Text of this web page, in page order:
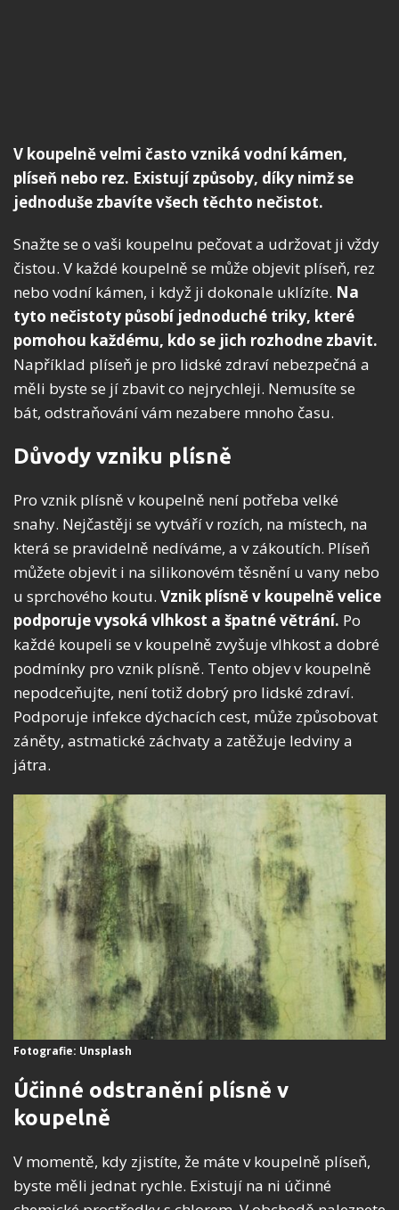
V koupelně velmi často vzniká vodní kámen,
plíseň nebo rez. Existují způsoby, díky nimž se
jednoduše zbavíte všech těchto nečistot.
Snažte se o vaši koupelnu pečovat a udržovat ji vždy
čistou. V každé koupelně se může objevit plíseň, rez
nebo vodní kámen, i když ji dokonale uklízíte. Na
tyto nečistoty působí jednoduché triky, které
pomohou každému, kdo se jich rozhodne zbavit.
Například plíseň je pro lidské zdraví nebezpečná a
měli byste se jí zbavit co nejrychleji. Nemusíte se
bát, odstraňování vám nezabere mnoho času.
Důvody vzniku plísně
Pro vznik plísně v koupelně není potřeba velké
snahy. Nejčastěji se vytváří v rozích, na místech, na
která se pravidelně nedíváme, a v zákoutích. Plíseň
můžete objevit i na silikonovém těsnění u vany nebo
u sprchového koutu. Vznik plísně v koupelně velice
podporuje vysoká vlhkost a špatné větrání. Po
každé koupeli se v koupelně zvyšuje vlhkost a dobré
podmínky pro vznik plísně. Tento objev v koupelně
nepodceňujte, není totiž dobrý pro lidské zdraví.
Podporuje infekce dýchacích cest, může způsobovat
záněty, astmatické záchvaty a zatěžuje ledviny a
játra.
Fotografie: Unsplash
Účinné odstranění plísně v
koupelně
V momentě, kdy zjistíte, že máte v koupelně plíseň,
byste měli jednat rychle. Existují na ni účinné